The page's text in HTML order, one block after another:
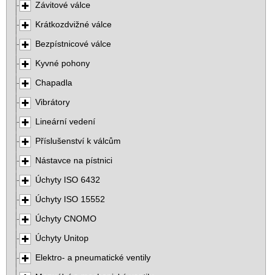
Závitové válce
Krátkozdvižné válce
Bezpístnicové válce
Kyvné pohony
Chapadla
Vibrátory
Lineární vedení
Příslušenství k válcům
Nástavce na pístnici
Úchyty ISO 6432
Úchyty ISO 15552
Úchyty CNOMO
Úchyty Unitop
Elektro- a pneumatické ventily